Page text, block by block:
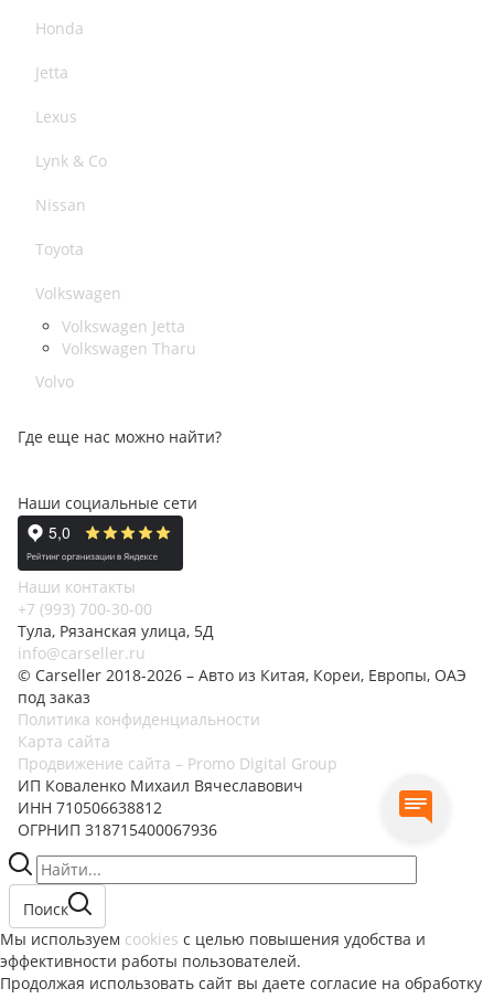
Honda
Jetta
Lexus
Lynk & Co
Nissan
Toyota
Volkswagen
Volkswagen Jetta
Volkswagen Tharu
Volvo
Где еще нас можно найти?
Наши социальные сети
Наши контакты
+7 (993) 700-30-00
Тула, Рязанская улица, 5Д
info@carseller.ru
© Carseller 2018-2026 – Авто из Китая, Кореи, Европы, ОАЭ
под заказ
Политика конфиденциальности
Карта сайта
Продвижение сайта – Promo Digital Group
ИП Коваленко Михаил Вячеславович
ИНН 710506638812
ОГРНИП 318715400067936
Поиск
Мы используем cookies с целью повышения удобства и
эффективности работы пользователей.
Продолжая использовать сайт вы даете согласие на обработку